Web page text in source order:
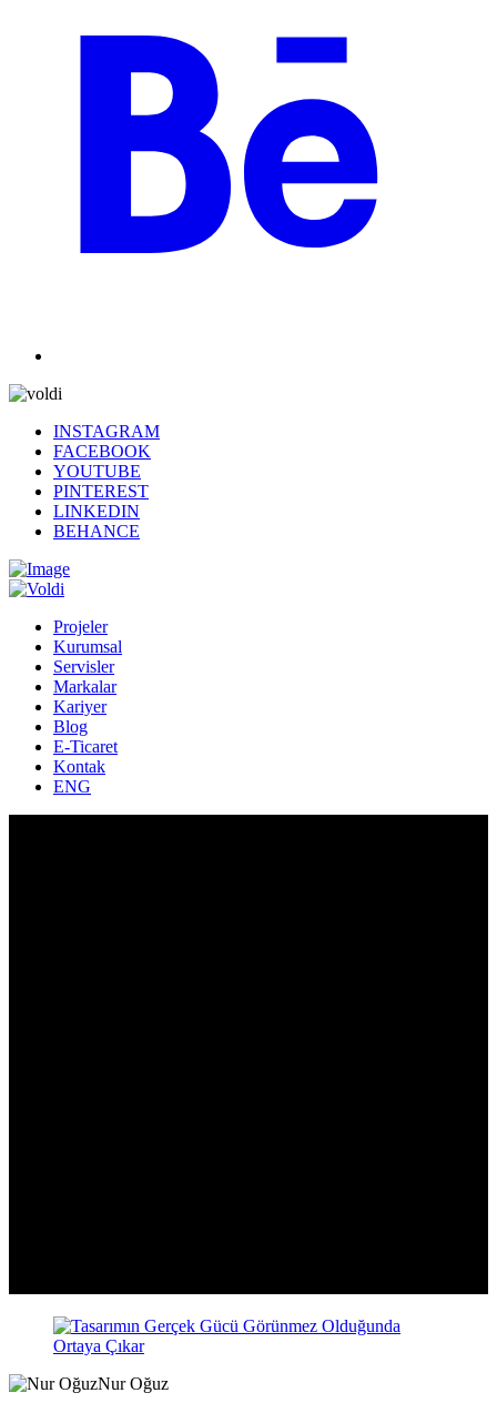
INSTAGRAM
FACEBOOK
YOUTUBE
PINTEREST
LINKEDIN
BEHANCE
Projeler
Kurumsal
Servisler
Markalar
Kariyer
Blog
E-Ticaret
Kontak
ENG
Nur Oğuz